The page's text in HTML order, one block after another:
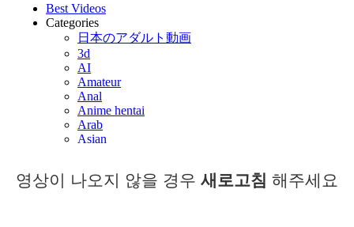
영상이 나오지 않을 경우 새로고침 해주세요